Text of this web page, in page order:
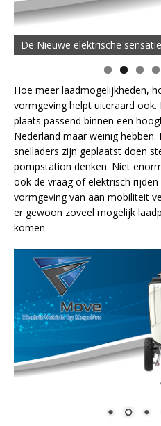
De Nieuwe elektrische
Hoe meer laadmogelijkheden,
vormgeving helpt uiteraard
plaats passend binnen een
Nederland maar weinig
snelladers zijn geplaatst doen
pompstation denken. Niet
ook de vraag of elektrisch
vormgeving van aan mobiliteit
er gewoon zoveel mogelijk
komen.